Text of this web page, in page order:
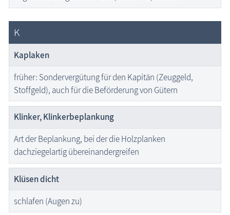
K
Kaplaken
früher: Sondervergütung für den Kapitän (Zeuggeld,
Stoffgeld), auch für die Beförderung von Gütern
Klinker, Klinkerbeplankung
Art der Beplankung, bei der die Holzplanken
dachziegelartig übereinandergreifen
Klüsen dicht
schlafen (Augen zu)